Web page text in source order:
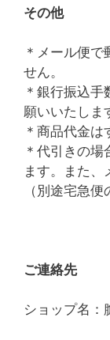
その他
＊メール便
せん。
＊銀行振込
願いいたしま
＊商品代金は
＊代引きの
ます。また、
（別途宅急
ご連絡先
ショップ名：